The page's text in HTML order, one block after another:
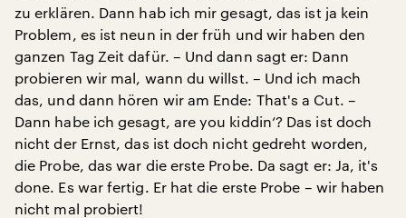
zu erklären. Dann hab ich mir gesagt, das ist ja kein
Problem, es ist neun in der früh und wir haben den
ganzen Tag Zeit dafür. – Und dann sagt er: Dann
probieren wir mal, wann du willst. – Und ich mach
das, und dann hören wir am Ende: That's a Cut. –
Dann habe ich gesagt, are you kiddin‘? Das ist doch
nicht der Ernst, das ist doch nicht gedreht worden,
die Probe, das war die erste Probe. Da sagt er: Ja, it's
done. Es war fertig. Er hat die erste Probe – wir haben
nicht mal probiert!